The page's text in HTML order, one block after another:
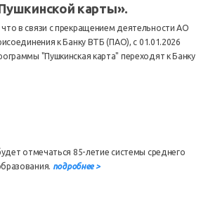
карты».
в связи с прекращением деятельности АО
к Банку ВТБ (ПАО), с 01.01.2026
"Пушкинская карта" переходят к Банку
отмечаться 85-летие системы среднего
подробнее >